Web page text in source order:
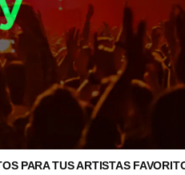
PARA TUS ARTISTAS